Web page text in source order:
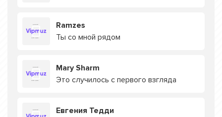
Ramzes
Ты со мной рядом
Mary Sharm
Это случилось с первого взгляда
Евгения Тедди